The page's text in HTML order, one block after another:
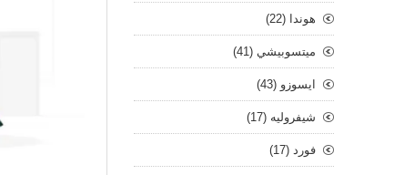
هوندا (22)
ميتسوبيشي (41)
ايسوزو (43)
شيفروليه (17)
فورد (17)